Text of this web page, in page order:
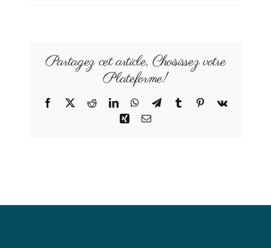
Partagez cet article, Choisissez votre
Plateforme!
Facebook
X RedditLinkedInWhatsApp
TelegramTumblr Pinterest
Vk
Xing Email